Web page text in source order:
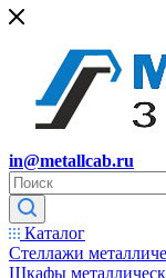
in@metallcab.ru
Каталог
Стеллажи
Шкафы